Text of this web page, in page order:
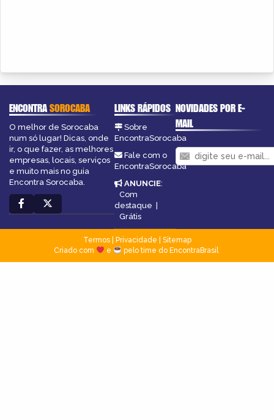
ENCONTRASOROCABA
O melhor de Sorocaba
num só lugar! Dicas, onde
ir, o que fazer, as melhores
empresas, locais, serviços
e muito mais no guia
Encontra Sorocaba.
LINKS RÁPIDOS
Sobre
EncontraSorocaba
Fale com o
EncontraSorocaba
ANUNCIE:
Com
destaque |
Grátis
NOVIDADES POR E-
MAIL
Termos| Privacidade
Sitemap
Criado com
e pelo time do EncontraBrasil